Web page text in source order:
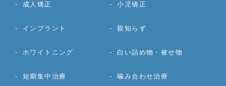
成人矯正 小児矯正
インプラント 親知らず
ホワイトニング 白い詰め物・被せ物
短期集中治療 噛み合わせ治療